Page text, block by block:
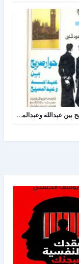
حوار صريح بين عبدالله وعبدالمسيح